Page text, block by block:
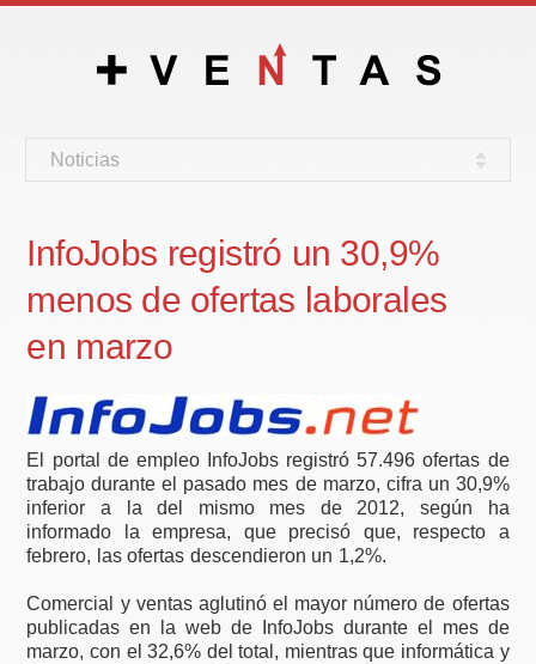
Noticias
InfoJobs registró un 30,9%
menos de ofertas laborales
en marzo
El portal de empleo InfoJobs registró 57.496 ofertas de
trabajo durante el pasado mes de marzo, cifra un 30,9%
inferior a la del mismo mes de 2012, según ha
informado la empresa, que precisó que, respecto a
febrero, las ofertas descendieron un 1,2%.
Comercial y ventas aglutinó el mayor número de ofertas
publicadas en la web de InfoJobs durante el mes de
marzo, con el 32,6% del total, mientras que informática y